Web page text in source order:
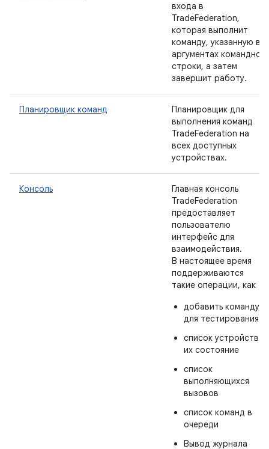
входа в
TradeFederation,
которая выполнит
команду, указанную в
аргументах командной
строки, а затем
завершит работу.
Планировщик команд
Планировщик для
выполнения команд
TradeFederation на
всех доступных
устройствах.
Консоль
Главная консоль
TradeFederation
предоставляет
пользователю
интерфейс для
взаимодействия.
В настоящее время
поддерживаются
такие операции, как
добавить команду
для тестирования
список устройств и
их состояние
список
выполняющихся
вызовов
список команд в
очереди
Вывод журнала